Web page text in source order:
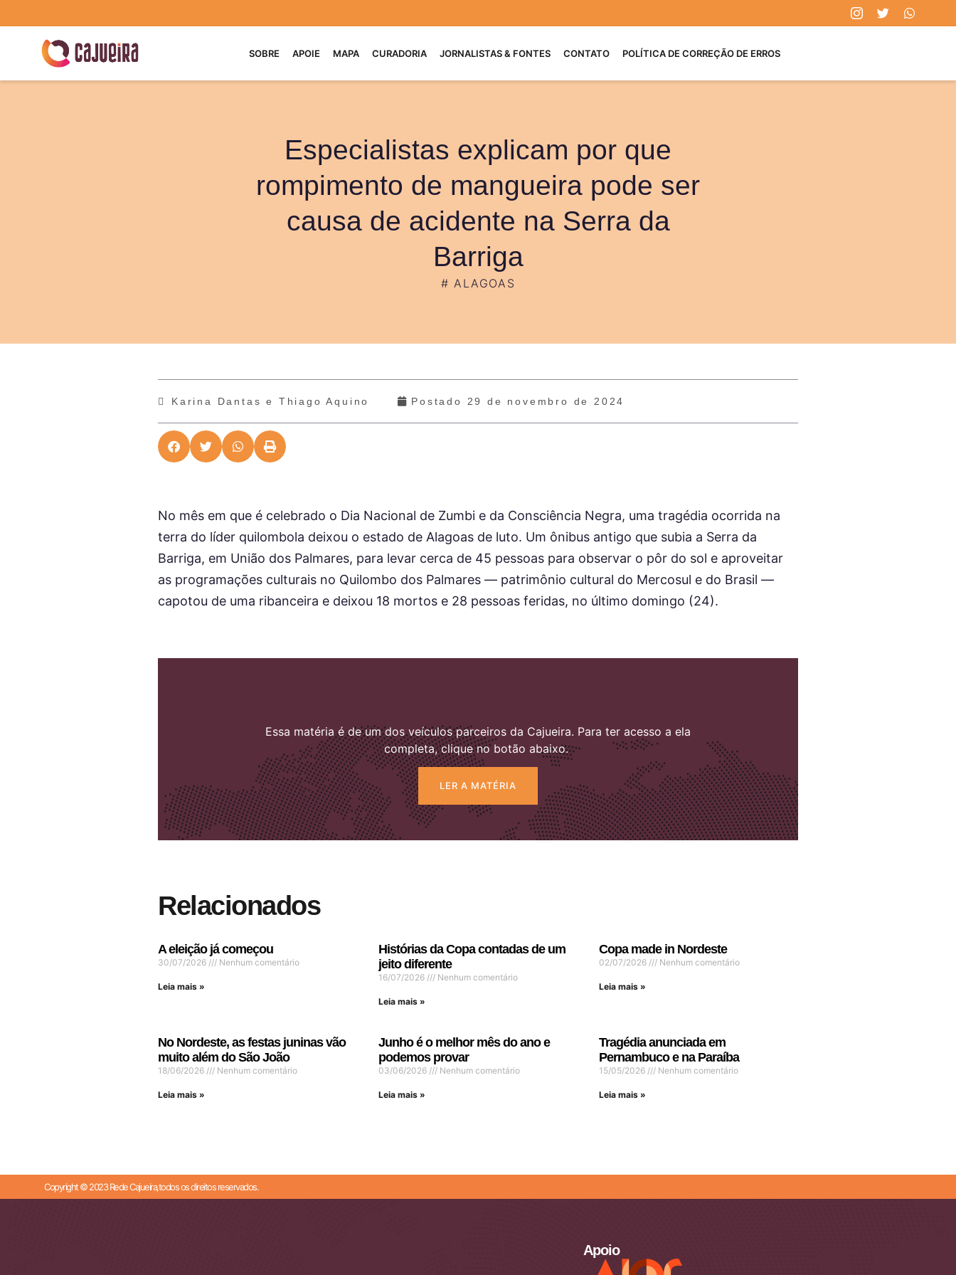
SOBRE APOIE MAPA CURADORIA JORNALISTAS & FONTES CONTATO POLÍTICA DE CORREÇÃO DE ERROS
Especialistas explicam por que
rompimento de mangueira pode ser
causa de acidente na Serra da
Barriga
# ALAGOAS
Karina Dantas e Thiago Aquino Postado 29 de novembro de 2024
No mês em que é celebrado o Dia Nacional de Zumbi e da Consciência Negra, uma tragédia ocorrida na
terra do líder quilombola deixou o estado de Alagoas de luto. Um ônibus antigo que subia a Serra da
Barriga, em União dos Palmares, para levar cerca de 45 pessoas para observar o pôr do sol e aproveitar
as programações culturais no Quilombo dos Palmares — patrimônio cultural do Mercosul e do Brasil —
capotou de uma ribanceira e deixou 18 mortos e 28 pessoas feridas, no último domingo (24).
Essa matéria é de um dos veículos parceiros da Cajueira. Para ter acesso a ela
completa, clique no botão abaixo.
LER A MATÉRIA
Relacionados
A eleição já começou
30/07/2026 Nenhum comentário
Leia mais »
Histórias da Copa contadas de um
jeito diferente
16/07/2026 Nenhum comentário
Leia mais »
Copa made in Nordeste
02/07/2026 Nenhum comentário
Leia mais »
No Nordeste, as festas juninas vão
muito além do São João
18/06/2026 Nenhum comentário
Leia mais »
Junho é o melhor mês do ano e
podemos provar
03/06/2026 Nenhum comentário
Leia mais »
Tragédia anunciada em
Pernambuco e na Paraíba
15/05/2026 Nenhum comentário
Leia mais »
Copyright © 2023 Rede Cajueira,todos os direitos reservados.
Apoio